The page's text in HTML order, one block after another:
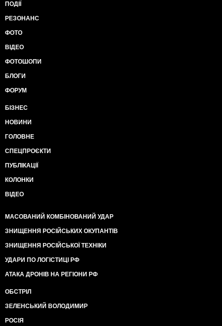
ПОДІЇ
РЕЗОНАНС
ФОТО
ВІДЕО
ФОТОШОПИ
БЛОГИ
ФОРУМ
БІЗНЕС
НОВИНИ
ГОЛОВНЕ
СПЕЦПРОЄКТИ
ПУБЛІКАЦІЇ
КОЛОНКИ
ВІДЕО
МАСОВАНИЙ КОМБІНОВАНИЙ УДАР
ЗНИЩЕННЯ РОСІЙСЬКИХ ОКУПАНТІВ
ЗНИЩЕННЯ РОСІЙСЬКОЇ ТЕХНІКИ
УДАРИ ПО ЛОГІСТИЦІ РФ
АТАКА ДРОНІВ НА РЕГІОНИ РФ
ОБСТРІЛ
ЗЕЛЕНСЬКИЙ ВОЛОДИМИР
РОСІЯ